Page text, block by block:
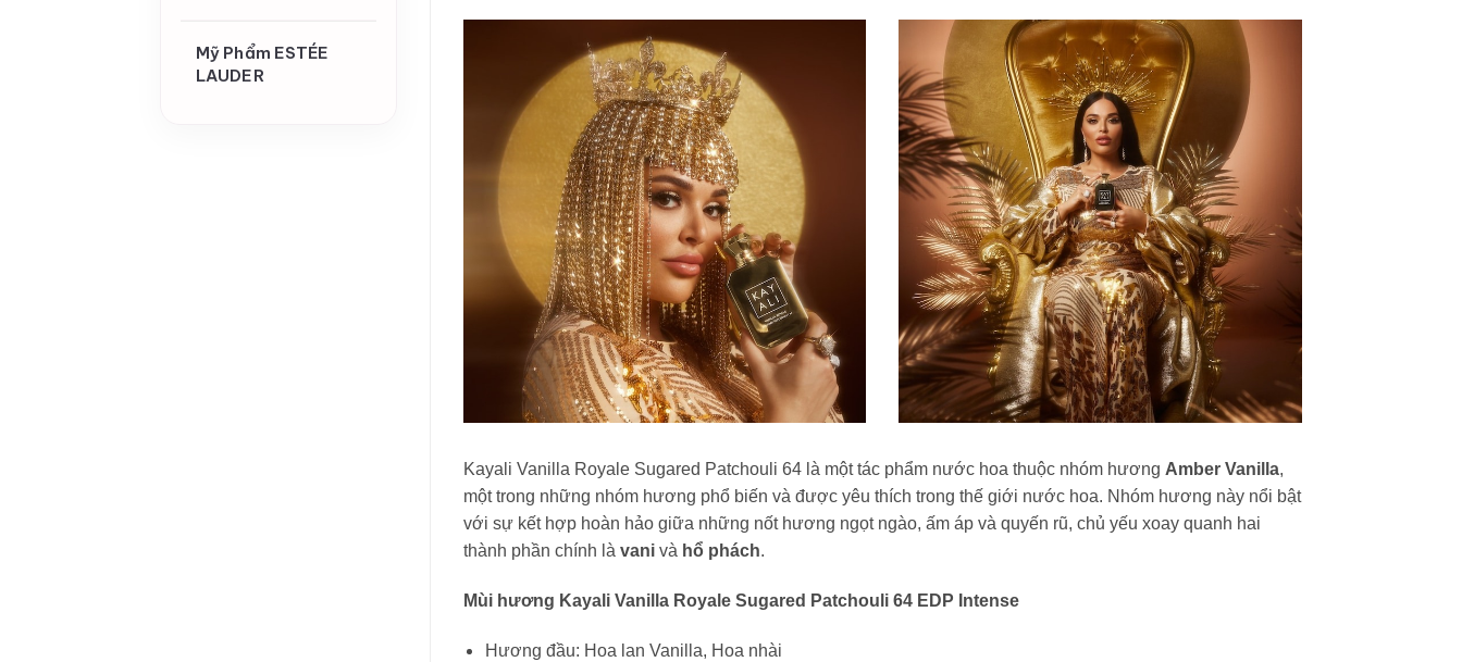
Mỹ Phẩm ESTÉE
LAUDER
Kayali Vanilla Royale Sugared Patchouli 64 là một tác phẩm nước hoa thuộc nhóm hương Amber Vanilla,
một trong những nhóm hương phổ biến và được yêu thích trong thế giới nước hoa. Nhóm hương này nổi bật
với sự kết hợp hoàn hảo giữa những nốt hương ngọt ngào, ấm áp và quyến rũ, chủ yếu xoay quanh hai
thành phần chính là vanivà hổ phách.
Mùi hương Kayali Vanilla Royale Sugared Patchouli 64 EDP Intense
Hương đầu: Hoa lan Vanilla, Hoa nhài